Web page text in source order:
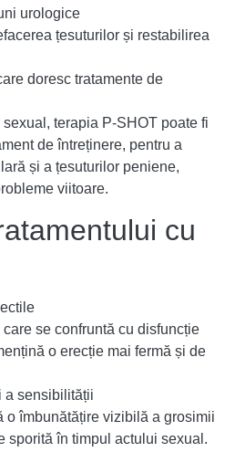
urologice
țesuturilor și restabilirea
doresc tratamente de
terapia P-SHOT poate fi
de întreținere, pentru a
și a țesuturilor peniene,
viitoare.
cu
se confruntă cu disfuncție
o erecție mai fermă și de
a sensibilității
o îmbunătățire vizibilă a grosimii
sporită în timpul actului sexual.